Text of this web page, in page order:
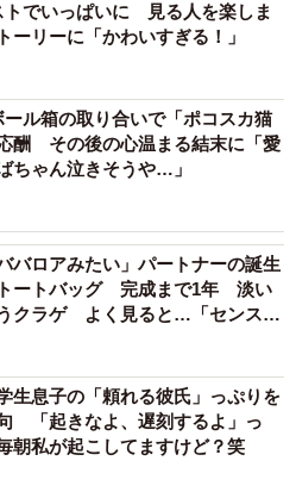
トでいっぱいに 見る人を楽しま
ーリーに「かわいすぎる！」
ル箱の取り合いで「ポコスカ猫
酬 その後の心温まる結末に「愛
ちゃん泣きそうや…」
バロアみたい」パートナーの誕生
トートバッグ 完成まで1年 淡い
クラゲ よく見ると…「センスす
生息子の「頼れる彼氏」っぷりを
「起きなよ、遅刻するよ」っ
朝私が起こしてますけど？笑